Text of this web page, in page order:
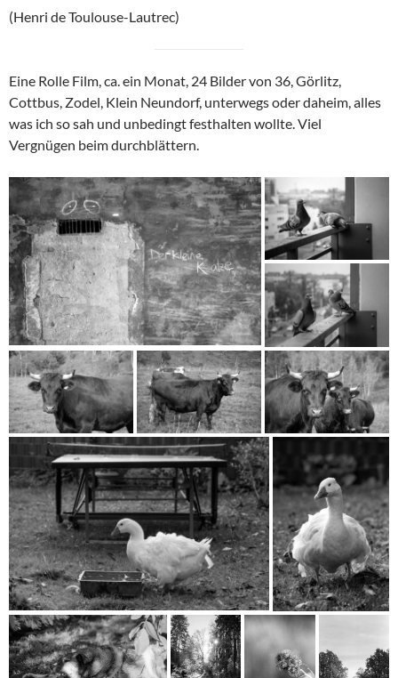
(Henri de Toulouse-Lautrec)
Eine Rolle Film, ca. ein Monat, 24 Bilder von 36, Görlitz,
Cottbus, Zodel, Klein Neundorf, unterwegs oder daheim, alles
was ich so sah und unbedingt festhalten wollte. Viel
Vergnügen beim durchblättern.